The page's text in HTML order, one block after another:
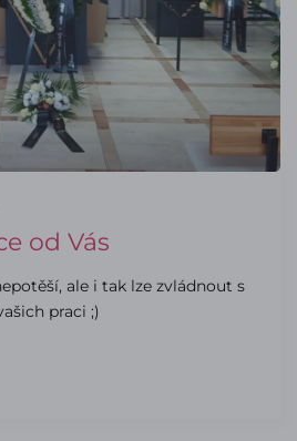
od Vás
ale i tak lze zvládnout s
praci ;)